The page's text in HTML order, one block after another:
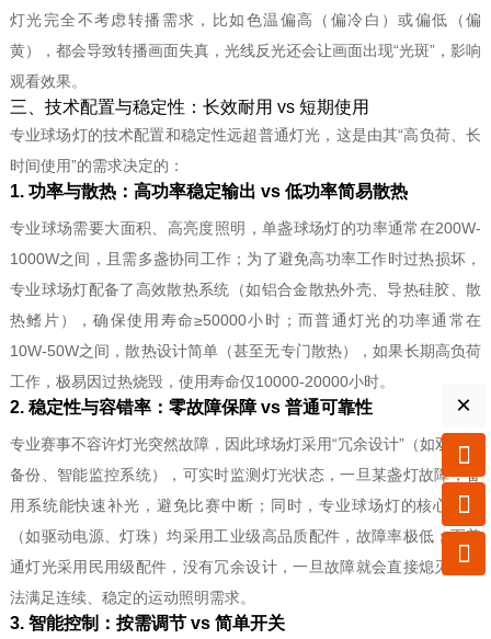
灯光完全不考虑转播需求，比如色温偏高（偏冷白）或偏低（偏
黄），都会导致转播画面失真，光线反光还会让画面出现“光斑”，影响
观看效果。
三、技术配置与稳定性：长效耐用 vs 短期使用
专业球场灯的技术配置和稳定性远超普通灯光，这是由其“高负荷、长
时间使用”的需求决定的：
1. 功率与散热：高功率稳定输出 vs 低功率简易散热
专业球场需要大面积、高亮度照明，单盏球场灯的功率通常在200W-
1000W之间，且需多盏协同工作；为了避免高功率工作时过热损坏，
专业球场灯配备了高效散热系统（如铝合金散热外壳、导热硅胶、散
热鳍片），确保使用寿命≥50000小时；而普通灯光的功率通常在
10W-50W之间，散热设计简单（甚至无专门散热），如果长期高负荷
工作，极易因过热烧毁，使用寿命仅10000-20000小时。
2. 稳定性与容错率：零故障保障 vs 普通可靠性
专业赛事不容许灯光突然故障，因此球场灯采用“冗余设计”（如双电源
备份、智能监控系统），可实时监测灯光状态，一旦某盏灯故障，备
用系统能快速补光，避免比赛中断；同时，专业球场灯的核心部件
（如驱动电源、灯珠）均采用工业级高品质配件，故障率极低；而普
通灯光采用民用级配件，没有冗余设计，一旦故障就会直接熄灭，无
法满足连续、稳定的运动照明需求。
3. 智能控制：按需调节 vs 简单开关
×


